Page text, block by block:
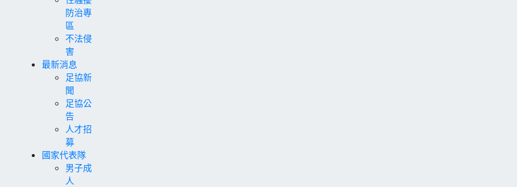
防治專
區
不法侵
害
最新消息
足協新
聞
足協公
告
人才招
募
國家代表隊
男子成
人